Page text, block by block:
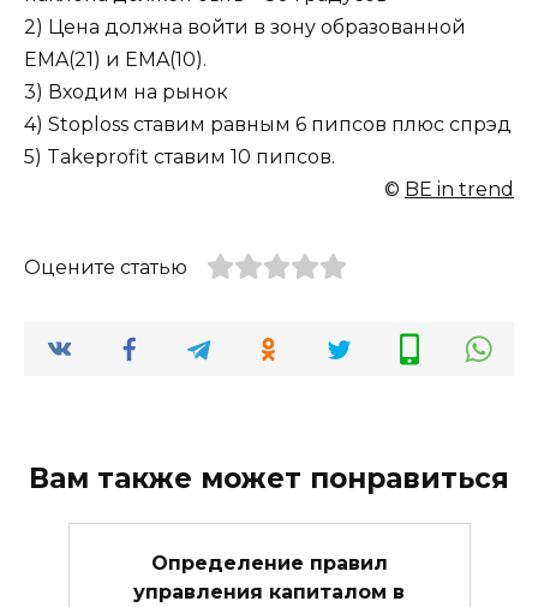
2) Цена должна войти в зону образованной
EMA(21) и EMA(10).
3) Входим на рынок
4) Stoploss ставим равным 6 пипсов плюс спрэд
5) Takeprofit ставим 10 пипсов.
© BE in trend
Оцените статью
Вам также может понравиться
Определение правил
управления капиталом в